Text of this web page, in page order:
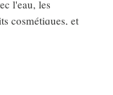
l'eau, les
cosmétiques, et